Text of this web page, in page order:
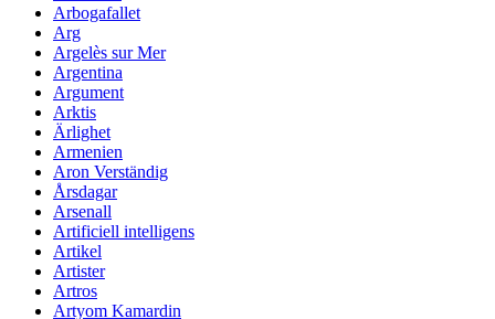
Arbogafallet
Arg
Argelès sur Mer
Argentina
Argument
Arktis
Ärlighet
Armenien
Aron Verständig
Årsdagar
Arsenall
Artificiell intelligens
Artikel
Artister
Artros
Artyom Kamardin